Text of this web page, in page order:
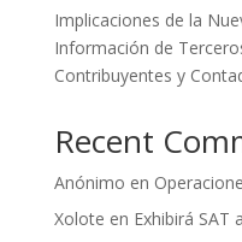
Implicaciones de la
Información de
Contribuyentes y
Recent
Anónimo en
Xolote en Exhibirá SAT